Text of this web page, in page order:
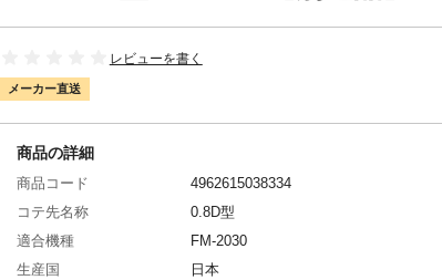
レビューを書く
メーカー直送
商品の詳細
商品コード
4962615038334
コテ先名称
0.8D型
適合機種
FM-2030
生産国
日本